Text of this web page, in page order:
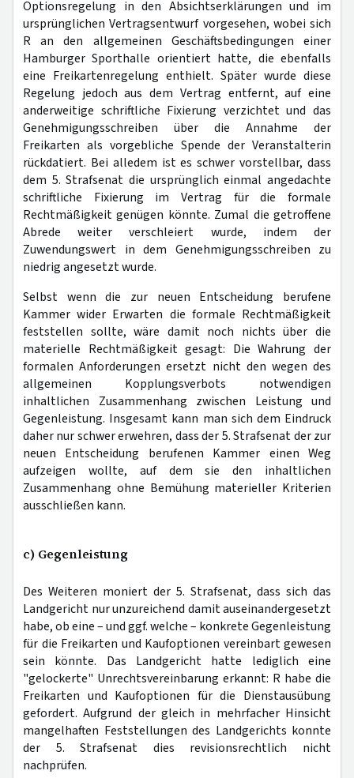
Optionsregelung in den Absichtserklärungen und im
ursprünglichen Vertragsentwurf vorgesehen, wobei sich
R an den allgemeinen Geschäftsbedingungen einer
Hamburger Sporthalle orientiert hatte, die ebenfalls
eine Freikartenregelung enthielt. Später wurde diese
Regelung jedoch aus dem Vertrag entfernt, auf eine
anderweitige schriftliche Fixierung verzichtet und das
Genehmigungsschreiben über die Annahme der
Freikarten als vorgebliche Spende der Veranstalterin
rückdatiert. Bei alledem ist es schwer vorstellbar, dass
dem 5. Strafsenat die ursprünglich einmal angedachte
schriftliche Fixierung im Vertrag für die formale
Rechtmäßigkeit genügen könnte. Zumal die getroffene
Abrede weiter verschleiert wurde, indem der
Zuwendungswert in dem Genehmigungsschreiben zu
niedrig angesetzt wurde.
Selbst wenn die zur neuen Entscheidung berufene
Kammer wider Erwarten die formale Rechtmäßigkeit
feststellen sollte, wäre damit noch nichts über die
materielle Rechtmäßigkeit gesagt: Die Wahrung der
formalen Anforderungen ersetzt nicht den wegen des
allgemeinen Kopplungsverbots notwendigen
inhaltlichen Zusammenhang zwischen Leistung und
Gegenleistung. Insgesamt kann man sich dem Eindruck
daher nur schwer erwehren, dass der 5. Strafsenat der zur
neuen Entscheidung berufenen Kammer einen Weg
aufzeigen wollte, auf dem sie den inhaltlichen
Zusammenhang ohne Bemühung materieller Kriterien
ausschließen kann.
c) Gegenleistung
Des Weiteren moniert der 5. Strafsenat, dass sich das
Landgericht nur unzureichend damit auseinandergesetzt
habe, ob eine – und ggf. welche – konkrete Gegenleistung
für die Freikarten und Kaufoptionen vereinbart gewesen
sein könnte. Das Landgericht hatte lediglich eine
"gelockerte" Unrechtsvereinbarung erkannt: R habe die
Freikarten und Kaufoptionen für die Dienstausübung
gefordert. Aufgrund der gleich in mehrfacher Hinsicht
mangelhaften Feststellungen des Landgerichts konnte
der 5. Strafsenat dies revisionsrechtlich nicht
nachprüfen.